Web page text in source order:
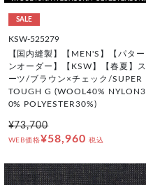
SALE
KSW-525279
【国内縫製】【MEN'S】【パター
ンオーダー】【KSW】【春夏】ス
ーツ/ブラウン×チェック/SUPER
TOUGH G (WOOL40% NYLON3
0% POLYESTER30%)
¥73,700
WEB価格¥58,960 税込